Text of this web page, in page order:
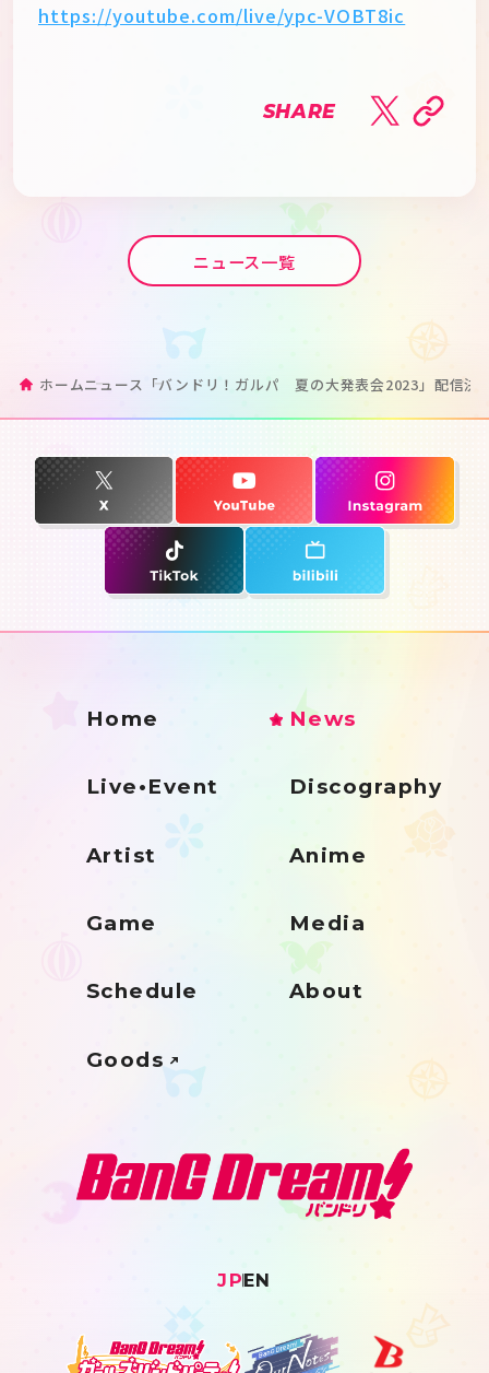
https://youtube.com/live/ypc-VOBT8ic
SHARE
ニュース一覧
ホームニュース 「バンドリ！ガルパ　夏の大発表会2023」配信決
Home News
Live•Event Discography
Artist Anime
Game Media
Schedule About
Goods
JPEN